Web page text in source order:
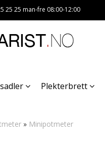
25 25 man-fre 08:00-12:00
Plekterbrett
» Minipotmeter